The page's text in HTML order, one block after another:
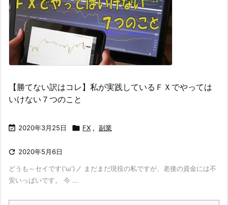
【勝てない訳はコレ】私が実践しているＦＸでやっては
いけない７つのこと
 2020年3月25日  FX , 副業
 2020年5月6日
どうも～セイです('ω')ノ まだまだ現役の私ですが、老後の資金には不
安いっぱいです。 今 ...